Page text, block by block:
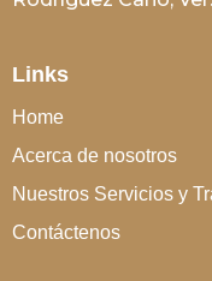
Links
Home
Acerca de nosotros
Nuestros Servicios y
Contáctenos